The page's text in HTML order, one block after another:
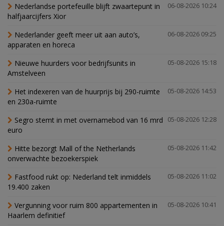
06-08-2026 10:24
Nederlandse portefeuille blijft zwaartepunt in
halfjaarcijfers Xior
06-08-2026 09:25
Nederlander geeft meer uit aan auto’s,
apparaten en horeca
05-08-2026 15:18
Nieuwe huurders voor bedrijfsunits in
Amstelveen
05-08-2026 14:53
Het indexeren van de huurprijs bij 290-ruimte
en 230a-ruimte
05-08-2026 12:28
Segro stemt in met overnamebod van 16 mrd
euro
05-08-2026 11:42
Hitte bezorgt Mall of the Netherlands
onverwachte bezoekerspiek
05-08-2026 11:02
Fastfood rukt op: Nederland telt inmiddels
19.400 zaken
05-08-2026 10:41
Vergunning voor ruim 800 appartementen in
Haarlem definitief